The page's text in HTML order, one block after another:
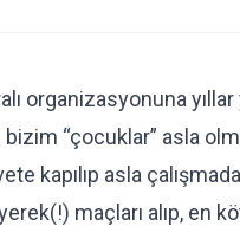
organizasyonuna yıllar
“çocuklar” asla
kapılıp asla
maçları alıp, en